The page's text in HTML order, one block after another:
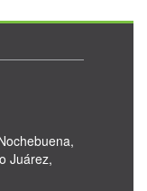
Juárez,